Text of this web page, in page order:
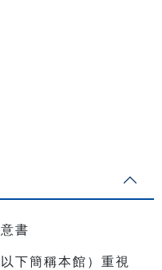
書
下簡稱本館）重視